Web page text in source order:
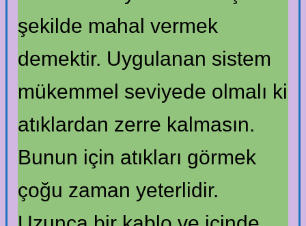
şekilde mahal vermek
demektir. Uygulanan sistem
mükemmel seviyede olmalı ki
atıklardan zerre kalmasın.
Bunun için atıkları görmek
çoğu zaman yeterlidir.